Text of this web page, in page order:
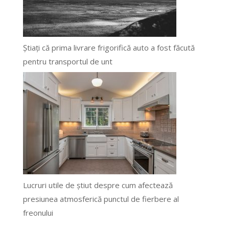
Știați că prima livrare frigorifică auto a fost făcută
pentru transportul de unt
Lucruri utile de știut despre cum afectează
presiunea atmosferică punctul de fierbere al
freonului